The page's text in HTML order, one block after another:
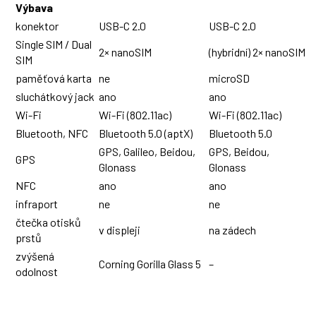
Výbava
konektor
USB-C 2.0
USB-C 2.0
Single SIM / Dual
SIM
2× nanoSIM
(hybridní) 2× nanoSIM
paměťová karta ne
microSD
sluchátkový jack ano
ano
Wi-Fi
Wi-Fi (802.11ac)
Wi-Fi (802.11ac)
Bluetooth, NFC
Bluetooth 5.0 (aptX)
Bluetooth 5.0
GPS
GPS, Galileo, Beidou,
Glonass
GPS, Beidou,
Glonass
NFC
ano
ano
infraport
ne
ne
čtečka otisků
prstů
v displeji
na zádech
zvýšená
odolnost
Corning Gorilla Glass 5 –